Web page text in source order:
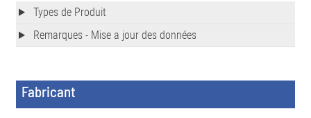
Types de Produit
Remarques - Mise a jour des données
Fabricant